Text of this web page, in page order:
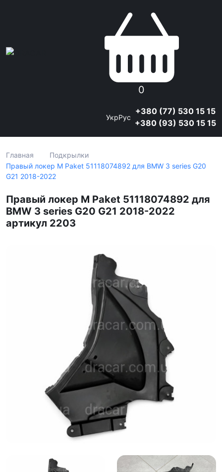
0
УкрРус
+380 (77) 530 15 15
+380 (93) 530 15 15
Главная
Подкрылки
Правый локер M Paket 51118074892 для BMW 3 series G20
G21 2018-2022
Правый локер M Paket 51118074892 для
BMW 3 series G20 G21 2018-2022
артикул 2203